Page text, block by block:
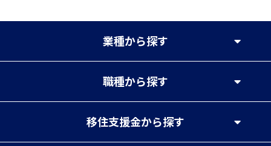
業種から探す
職種から探す
移住支援金から探す